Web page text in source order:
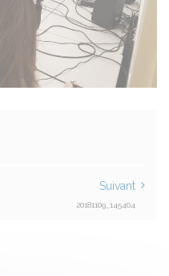
Suivant
20181109_145404